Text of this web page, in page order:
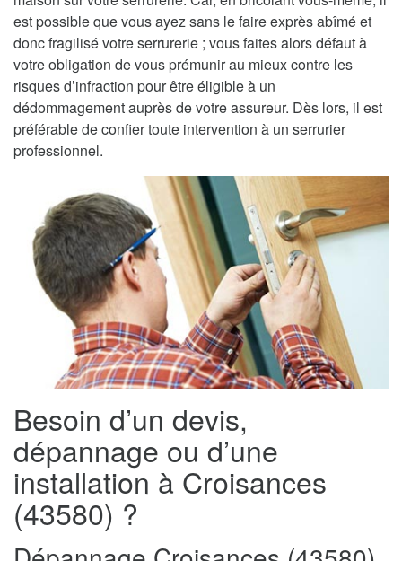
est possible que vous ayez sans le faire exprès abîmé et
donc fragilisé votre serrurerie ; vous faites alors défaut à
votre obligation de vous prémunir au mieux contre les
risques d’infraction pour être éligible à un
dédommagement auprès de votre assureur. Dès lors, il est
préférable de confier toute intervention à un serrurier
professionnel.
Besoin d’un devis,
dépannage ou d’une
installation à Croisances
(43580) ?